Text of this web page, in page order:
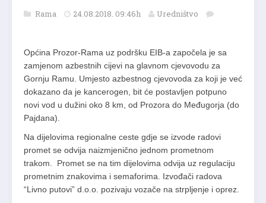
Rama 24.08.2018. 09:46h Uredništvo
Općina Prozor-Rama uz podršku EIB-a započela je sa
zamjenom azbestnih cijevi na glavnom cjevovodu za
Gornju Ramu. Umjesto azbestnog cjevovoda za koji je već
dokazano da je kancerogen, bit će postavljen potpuno
novi vod u dužini oko 8 km, od Prozora do Međugorja (do
Pajdana).
Na dijelovima regionalne ceste gdje se izvode radovi
promet se odvija naizmjenično jednom prometnom
trakom. Promet se na tim dijelovima odvija uz regulaciju
prometnim znakovima i semaforima. Izvođači radova
“Livno putovi” d.o.o. pozivaju vozače na strpljenje i oprez.